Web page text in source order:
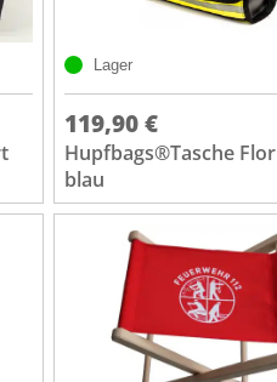
Lager
119,90 €
Hupfbags®Tasche
blau